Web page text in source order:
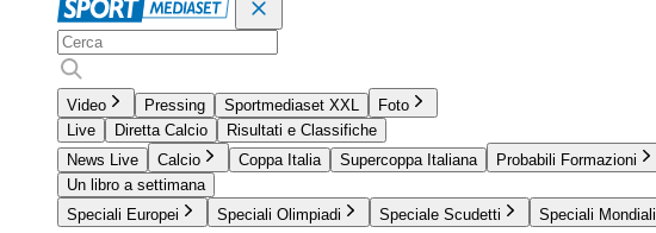
Video Pressing Sportmediaset XXL
Foto
Live
Diretta Calcio
Risultati e Classifiche
News Live
Calcio Coppa Italia Supercoppa Italiana Probabili Formazioni
Un libro a settimana
Speciali Europei
Speciali Olimpiadi Speciale Scudetti Speciali Mondiali